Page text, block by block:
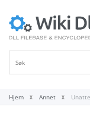
Hjem Annet